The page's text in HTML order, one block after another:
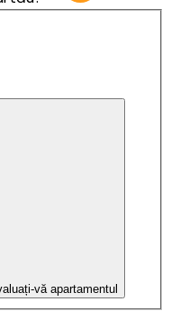
vă apartamentul